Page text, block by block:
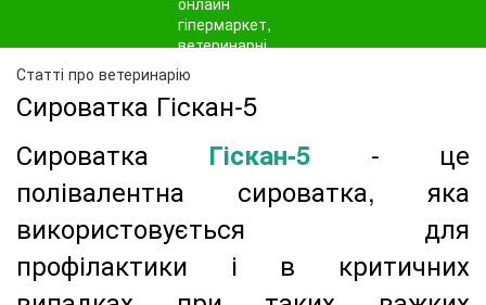
Статті про ветеринарію
Сироватка Гіскан-5
Сироватка Гіскан-5 - це
полівалентна сироватка, яка
використовується для
профілактики і в критичних